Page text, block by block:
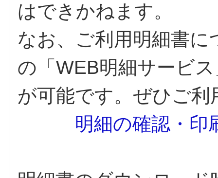
はできかねます。
なお、ご利用明細書に
の「WEB明細サービ
が可能です。ぜひご利
明細の確認・印